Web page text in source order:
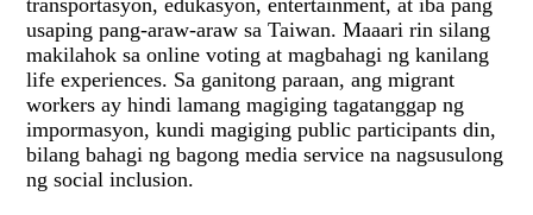
transportasyon, edukasyon, entertainment, at iba pang
usaping pang-araw-araw sa Taiwan. Maaari rin silang
makilahok sa online voting at magbahagi ng kanilang
life experiences. Sa ganitong paraan, ang migrant
workers ay hindi lamang magiging tagatanggap ng
impormasyon, kundi magiging public participants din,
bilang bahagi ng bagong media service na nagsusulong
ng social inclusion.